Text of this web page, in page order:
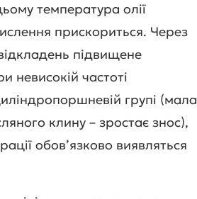
температура олії
прискориться. Через
підвищене
невисокій частоті
групі (мала
клину – зростає знос),
обов’язково виявляться